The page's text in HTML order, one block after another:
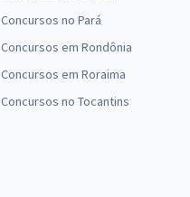
Concursos no Pará
Concursos em Rondônia
Concursos em Roraima
Concursos no Tocantins